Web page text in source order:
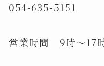
054-635-5151
営業時間 9時〜17